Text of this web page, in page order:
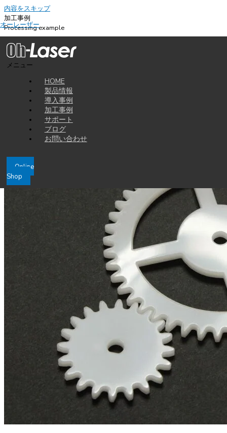
内容をスキップ
オーレーザー
メニュー
HOME
製品情報
導入事例
加工事例
サポート
ブログ
お問い合わせ
Online
Shop
加工事例
Processing example
2012-07-18
POM（ポリアセタール）のレーザー加工
弊社レーザー加工機は教育分野でもご興味をいただいており、各種学校様
からも多く引き合いをいただいております。
そんなお客様から“Gコードというデータで加工が出来ないか？”というお
問い合わせをいただきました。Gコードとは加工機械で使われるデータ形
式ですが、使い慣れたデータでレーザー加工がしたいというご要望です。